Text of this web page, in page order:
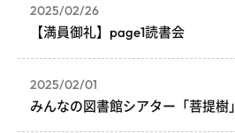
2025/02/26
【満員御礼】page1読書会
2025/02/01
みんなの図書館シアター「菩提樹」